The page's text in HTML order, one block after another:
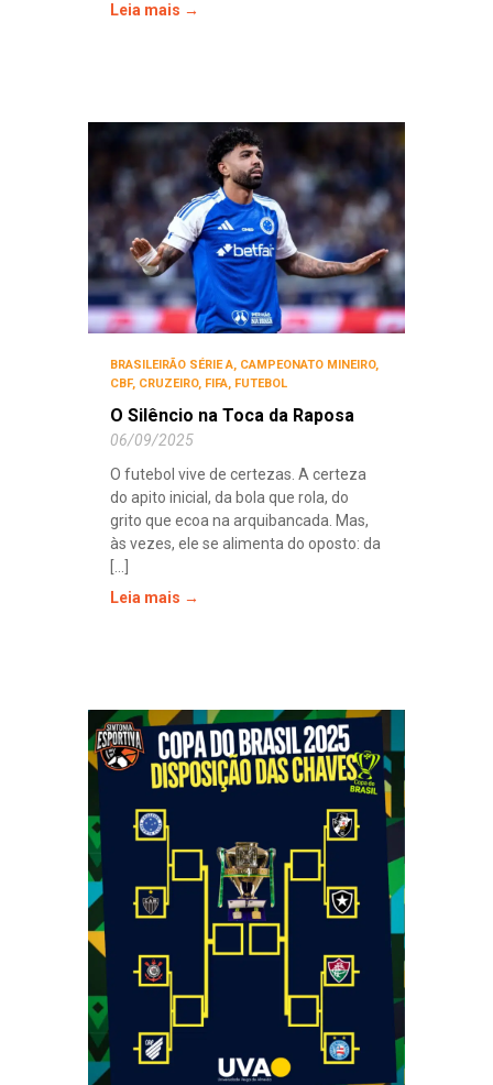
Leia mais →
BRASILEIRÃO SÉRIE A, CAMPEONATO MINEIRO,
CBF, CRUZEIRO, FIFA, FUTEBOL
O Silêncio na Toca da Raposa
06/09/2025
O futebol vive de certezas. A certeza
do apito inicial, da bola que rola, do
grito que ecoa na arquibancada. Mas,
às vezes, ele se alimenta do oposto: da
[...]
Leia mais →